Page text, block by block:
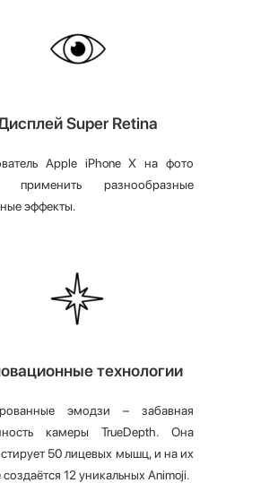
Super Retina
Apple iPhone X на фото
применить разнообразные
эффекты.
технологии
эмодзи – забавная
камеры TrueDepth. Она
50 лицевых мышц, и на их
12 уникальных Animoji.